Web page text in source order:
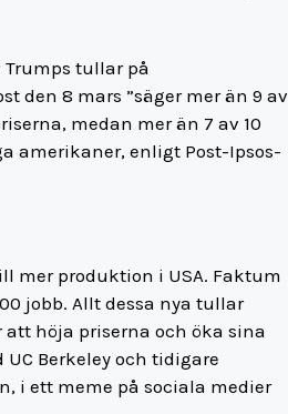
tullar på
den 8 mars ”säger mer än 9 av
medan mer än 7 av 10
amerikaner, enligt Post-Ipsos-
mer produktion i USA. Faktum
jobb. Allt dessa nya tullar
höja priserna och öka sina
UC Berkeley och tidigare
i ett meme på sociala medier